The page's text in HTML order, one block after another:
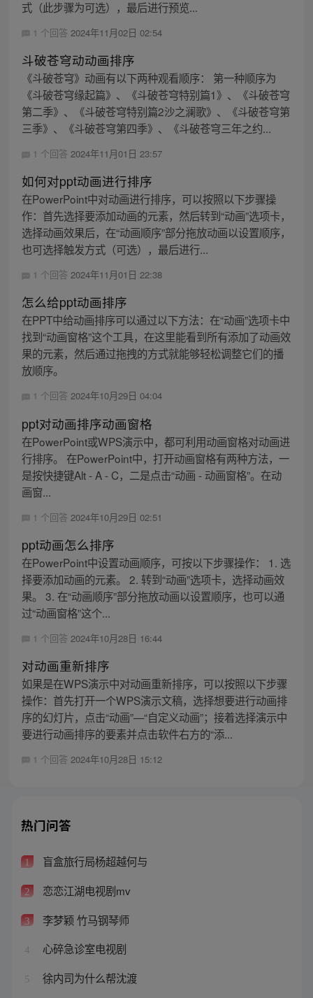
式（此步骤为可选），最后进行预览...
1 个回答 2024年11月02日 02:54
斗破苍穹动动画排序
《斗破苍穹》动画有以下两种观看顺序： 第一种顺序为
《斗破苍穹缘起篇》、《斗破苍穹特别篇1》、《斗破苍穹
第二季》、《斗破苍穹特别篇2沙之澜歌》、《斗破苍穹第
三季》、《斗破苍穹第四季》、《斗破苍穹三年之约...
1 个回答 2024年11月01日 23:57
如何对ppt动画进行排序
在PowerPoint中对动画进行排序，可以按照以下步骤操
作：首先选择要添加动画的元素，然后转到“动画”选项卡，
选择动画效果后，在“动画顺序”部分拖放动画以设置顺序，
也可选择触发方式（可选），最后进行...
1 个回答 2024年11月01日 22:38
怎么给ppt动画排序
在PPT中给动画排序可以通过以下方法：在“动画”选项卡中
找到“动画窗格”这个工具，在这里能看到所有添加了动画效
果的元素，然后通过拖拽的方式就能够轻松调整它们的播
放顺序。
1 个回答 2024年10月29日 04:04
ppt对动画排序动画窗格
在PowerPoint或WPS演示中，都可利用动画窗格对动画进
行排序。 在PowerPoint中，打开动画窗格有两种方法，一
是按快捷键Alt - A - C，二是点击“动画 - 动画窗格”。在动
画窗...
1 个回答 2024年10月29日 02:51
ppt动画怎么排序
在PowerPoint中设置动画顺序，可按以下步骤操作： 1. 选
择要添加动画的元素。 2. 转到“动画”选项卡，选择动画效
果。 3. 在“动画顺序”部分拖放动画以设置顺序，也可以通
过“动画窗格”这个...
1 个回答 2024年10月28日 16:44
对动画重新排序
如果是在WPS演示中对动画重新排序，可以按照以下步骤
操作：首先打开一个WPS演示文稿，选择想要进行动画排
序的幻灯片，点击“动画”—“自定义动画”；接着选择演示中
要进行动画排序的要素并点击软件右方的“添...
1 个回答 2024年10月28日 15:12
热门问答
1 盲盒旅行局杨超越何与
2 恋恋江湖电视剧mv
3 李梦颖 竹马钢琴师
4 心碎急诊室电视剧
5 徐内司为什么帮沈渡